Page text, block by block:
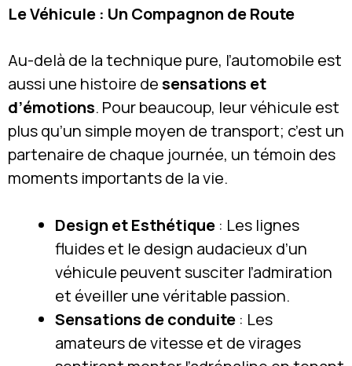
Le Véhicule : Un Compagnon de Route
Au-delà de la technique pure, l’automobile est
aussi une histoire desensations et
d’émotions. Pour beaucoup, leur véhicule est
plus qu’un simple moyen de transport; c’est un
partenaire de chaque journée, un témoin des
moments importants de la vie.
Design et Esthétique : Les lignes
fluides et le design audacieux d’un
véhicule peuvent susciter l’admiration
et éveiller une véritable passion.
Sensations de conduite : Les
amateurs de vitesse et de virages